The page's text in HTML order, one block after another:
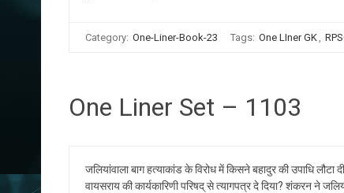
Category: One-Liner-Book-23 Tags: One LIner GK,
One Liner Set – 1103
जलियांवाला बाग हत्याकांड के विरोध में किसने बहादुर की उपाधि
वायसराय की कार्यकारिणी परिषद् से त्यागपत्र दे दिया? शंकरन ने